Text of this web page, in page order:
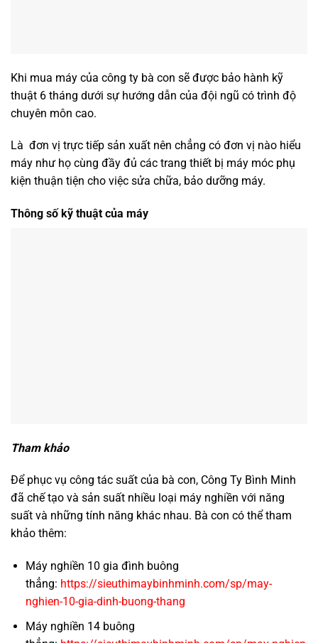
Khi mua máy của công ty bà con sẽ được bảo hành kỹ
thuật 6 tháng dưới sự hướng dẫn của đội ngũ có trình độ
chuyên môn cao.
Là đơn vị trực tiếp sản xuất nên chẳng có đơn vị nào hiểu
máy như họ cùng đầy đủ các trang thiết bị máy móc phụ
kiện thuận tiện cho việc sửa chữa, bảo dưỡng máy.
Thông số kỹ thuật của máy
Tham khảo
Để phục vụ công tác suất của bà con, Công Ty Bình Minh
đã chế tạo và sản suất nhiều loại máy nghiền với năng
suất và những tính năng khác nhau. Bà con có thể tham
khảo thêm:
Máy nghiền 10 gia đình buông
thẳng: https://sieuthimaybinhminh.com/sp/may-
nghien-10-gia-dinh-buong-thang
Máy nghiền 14 buông